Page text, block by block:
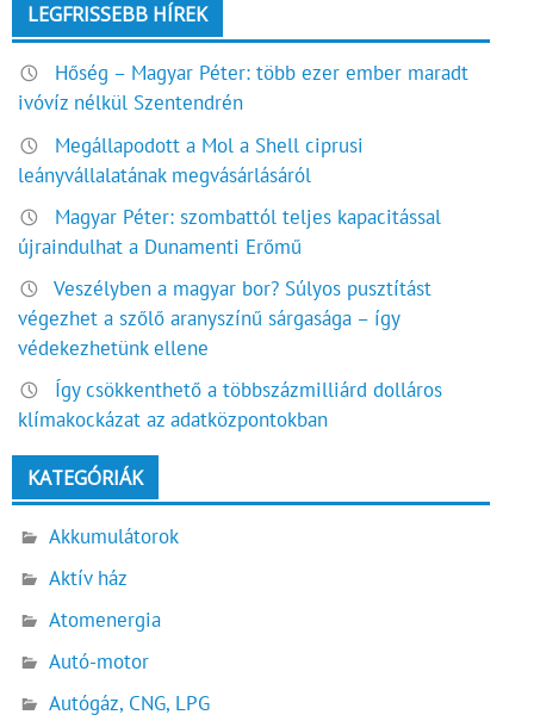
LEGFRISSEBB HÍREK
Hőség – Magyar Péter: több ezer ember maradt
ivóvíz nélkül Szentendrén
Megállapodott a Mol a Shell ciprusi
leányvállalatának megvásárlásáról
Magyar Péter: szombattól teljes kapacitással
újraindulhat a Dunamenti Erőmű
Veszélyben a magyar bor? Súlyos pusztítást
végezhet a szőlő aranyszínű sárgasága – így
védekezhetünk ellene
Így csökkenthető a többszázmilliárd dolláros
klímakockázat az adatközpontokban
KATEGÓRIÁK
Akkumulátorok
Aktív ház
Atomenergia
Autó-motor
Autógáz, CNG, LPG